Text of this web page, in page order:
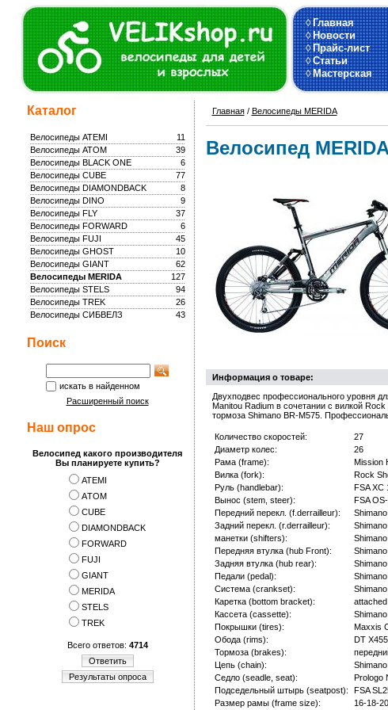
◊Главная
◊Новости
◊Прайс-лист
◊Статьи
◊Мастерская
Каталог
11
Велосипеды ATEMI
39
Велосипеды ATOM
6
Велосипеды BLACK ONE
77
Велосипеды CUBE
8
Велосипеды DIAMONDBACK
9
Велосипеды DINO
37
Велосипеды FLY
6
Велосипеды FORWARD
45
Велосипеды FUJI
10
Велосипеды GHOST
62
Велосипеды GIANT
127
Велосипеды MERIDA
94
Велосипеды STELS
26
Велосипеды TREK
43
Велосипеды СИБВЕЛЗ
Поиск
искать в найденном
Расширенный поиск
Наш опрос
Велосипед какого производителя
Вы планируете купить?
ATEMI
АTOM
CUBE
DIAMONDBACK
FORWARD
FUJI
GIANT
MERIDA
STELS
TREK
Всего ответов: 4714
Ответить
Результаты опроса
Главная/ Велосипеды MERIDA
Велосипед
Информация о товаре:
Двухподвес профессионального уровня
Manitou Radium в сочетании с вилкой
тормоза Shimano BR-M575.
Количество скоростей:
27
Диаметр колес:
26
Рама (frame):
Mission
Вилка (fork):
Rock
Руль (handlebar):
FSA XC
Вынос (stem, steer):
FSA
Передний перекл. (f.derrailleur):
Задний перекл. (r.derrailleur):
манетки (shifters):
Передняя втулка (hub Front):
Задняя втулка (hub rear):
Педали (pedal):
Система (crankset):
Каретка (bottom bracket):
attached
Кассета (cassette):
Покрышки (tires):
Maxxis
Обода (rims):
DT
Тормоза (brakes):
Цепь (chain):
Седло (seadle, seat):
Prologo
Подседельный штырь (seatpost):
FSA
Размер рамы (frame size):
16-18-